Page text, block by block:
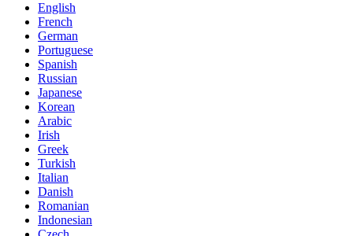
English
French
German
Portuguese
Spanish
Russian
Japanese
Korean
Arabic
Irish
Greek
Turkish
Italian
Danish
Romanian
Indonesian